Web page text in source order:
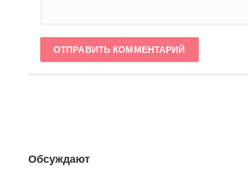
ОТПРАВИТЬ КОММЕНТАРИЙ
Обсуждают